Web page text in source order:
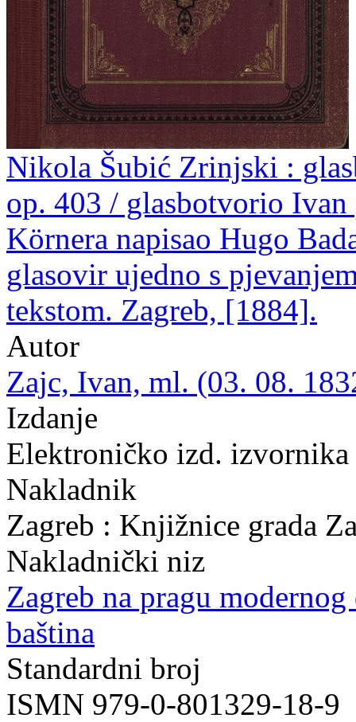
Nikola Šubić Zrinjski :
op. 403 / glasbotvorio
Körnera napisao Hugo
glasovir ujedno s
tekstom. Zagreb, [1884].
Autor
Zajc, Ivan, ml. (03. 08.
Izdanje
Elektroničko izd.
Nakladnik
Zagreb : Knjižnice grada
Nakladnički niz
Zagreb na pragu modernog
baština
Standardni broj
ISMN 979-0-801329-18-9